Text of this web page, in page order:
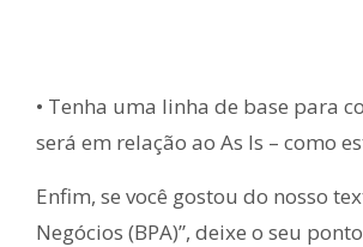
• Tenha uma linha de base para
será em relação ao As Is – como
Enfim, se você gostou do nosso
Negócios (BPA)”, deixe o seu